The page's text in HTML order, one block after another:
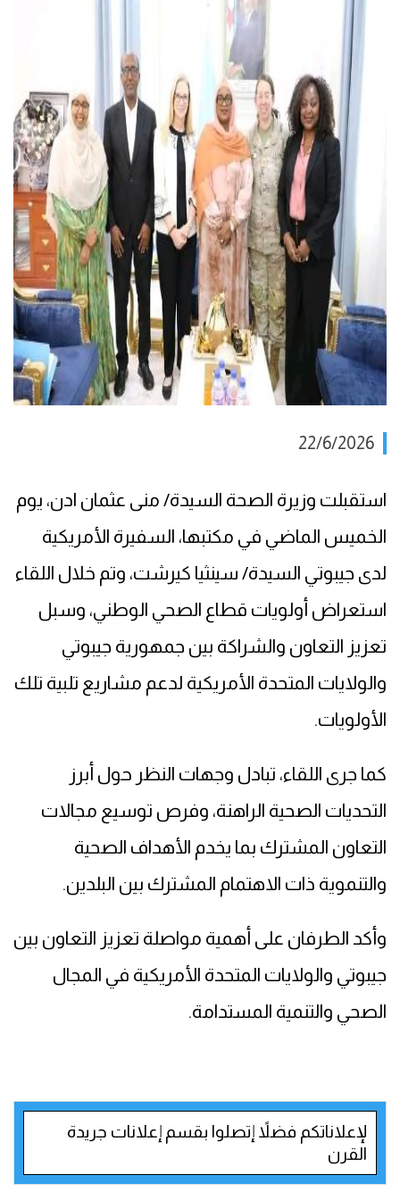
22/6/2026
استقبلت وزيرة الصحة السيدة/ منى عثمان ادن، يوم
الخميس الماضي في مكتبها، السفيرة الأمريكية
لدى جيبوتي السيدة/ سينثيا كيرشت، وتم خلال اللقاء
استعراض أولويات قطاع الصحي الوطني، وسبل
تعزيز التعاون والشراكة بين جمهورية جيبوتي
والولايات المتحدة الأمريكية لدعم مشاريع تلبية تلك
الأولويات.
كما جرى اللقاء، تبادل وجهات النظر حول أبرز
التحديات الصحية الراهنة، وفرص توسيع مجالات
التعاون المشترك بما يخدم الأهداف الصحية
والتنموية ذات الاهتمام المشترك بين البلدين.
وأكد الطرفان على أهمية مواصلة تعزيز التعاون بين
جيبوتي والولايات المتحدة الأمريكية في المجال
الصحي والتنمية المستدامة.
لإعلاناتكم فضلاً إتصلوا بقسم إعلانات جريدة
القرن